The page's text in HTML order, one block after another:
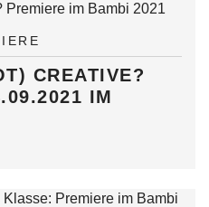
CREATIVE?
IM